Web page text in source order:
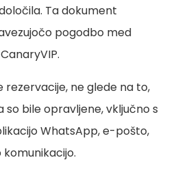
Ta dokument
pogodbo med
rezervacije, ne glede na to,
bile opravljene, vključno s
WhatsApp, e-pošto,